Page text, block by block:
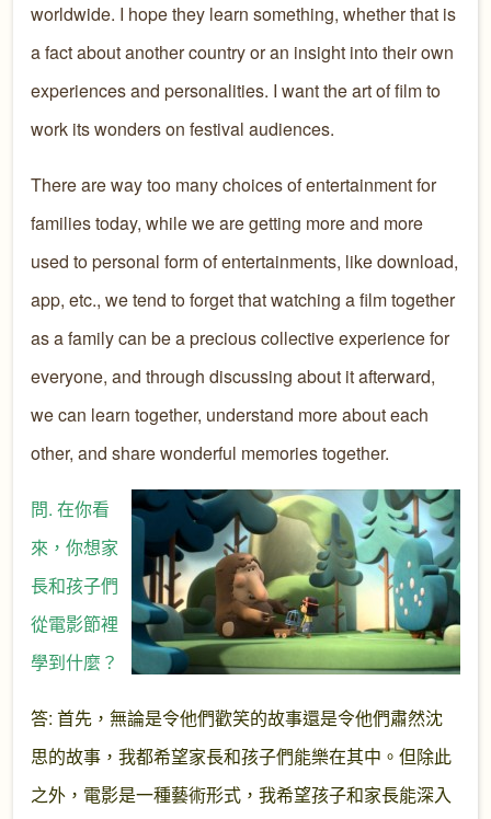
worldwide. I hope they learn something, whether that is
a fact about another country or an insight into their own
experiences and personalities. I want the art of film to
work its wonders on festival audiences.
There are way too many choices of entertainment for
families today, while we are getting more and more
used to personal form of entertainments, like download,
app, etc., we tend to forget that watching a film together
as a family can be a precious collective experience for
everyone, and through discussing about it afterward,
we can learn together, understand more about each
other, and share wonderful memories together.
問. 在你看
來，你想家
長和孩子們
從電影節裡
學到什麼？
答: 首先，無論是令他們歡笑的故事還是令他們肅然沈
思的故事，我都希望家長和孩子們能樂在其中。但除此
之外，電影是一種藝術形式，我希望孩子和家長能深入